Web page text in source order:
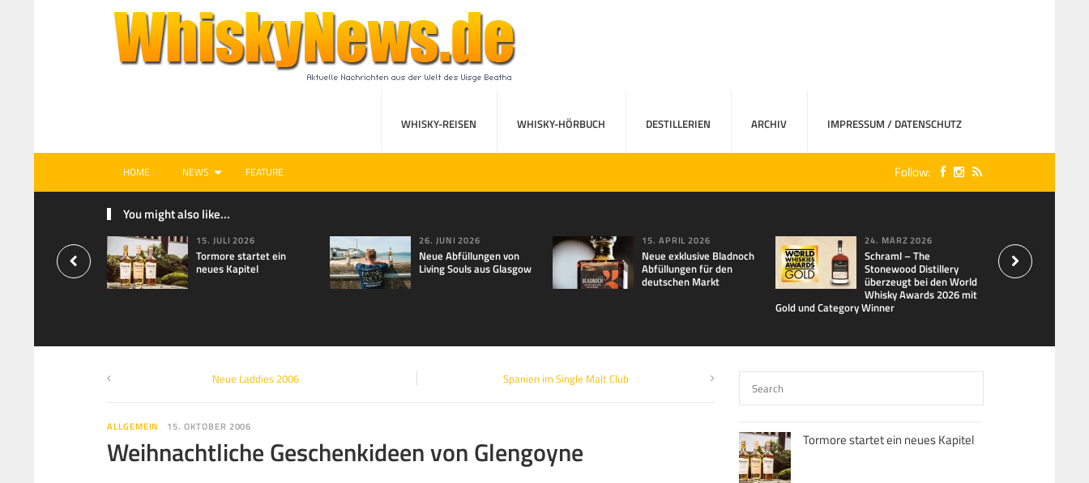
WHISKY-REISEN WHISKY-HÖRBUCH DESTILLERIEN ARCHIV IMPRESSUM / DATENSCHUTZ
HOME NEWS FEATURE Follow:
You might also like...
15. JULI 2026
Tormore startet ein
neues Kapitel
26. JUNI 2026
Neue Abfüllungen von
Living Souls aus Glasgow
15. APRIL 2026
Neue exklusive Bladnoch
Abfüllungen für den
deutschen Markt
24. MÄRZ 2026
Schraml – The
Stonewood Distillery
überzeugt bei den World
Whisky Awards 2026 mit
Gold und Category Winner
Neue Laddies 2006 Spanien im Single Malt Club
ALLGEMEIN 15. OKTOBER 2006
Weihnachtliche Geschenkideen von Glengoyne Tormore startet ein neues Kapitel